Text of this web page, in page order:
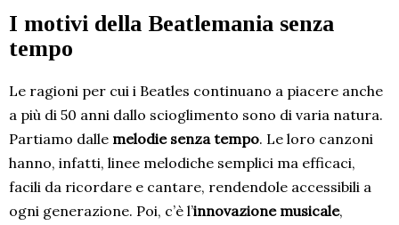
I motivi della Beatlemania senza
tempo
Le ragioni per cui i Beatles continuano a piacere anche
a più di 50 anni dallo scioglimento sono di varia natura.
Partiamo dalle melodie senza tempo. Le loro canzoni
hanno, infatti, linee melodiche semplici ma efficaci,
facili da ricordare e cantare, rendendole accessibili a
ogni generazione. Poi, c’è l’innovazione musicale,